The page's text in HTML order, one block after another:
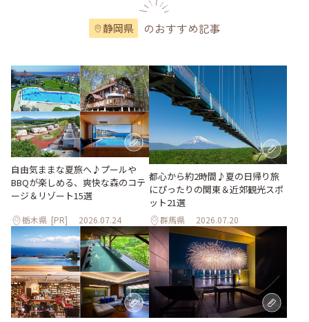
静岡県 のおすすめ記事
自由気ままな夏旅へ♪プールや
BBQが楽しめる、爽快な森のコテ
ージ＆リゾート15選
栃木県 [PR] 2026.07.24
都心から約2時間♪夏の日帰り旅
にぴったりの関東＆近郊観光スポ
ット21選
群馬県 2026.07.20